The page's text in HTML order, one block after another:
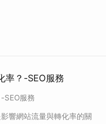
率？-SEO服務
SEO服務
響網站流量與轉化率的關